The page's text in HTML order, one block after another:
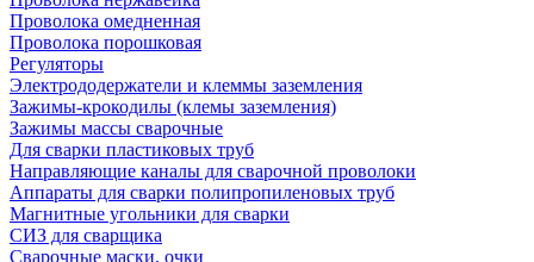
Проволока омедненная
Проволока порошковая
Регуляторы
Электрододержатели и клеммы заземления
Зажимы-крокодилы (клемы заземления)
Зажимы массы сварочные
Для сварки пластиковых труб
Направляющие каналы для сварочной проволоки
Аппараты для сварки полипропиленовых труб
Магнитные угольники для сварки
СИЗ для сварщика
Сварочные маски, очки